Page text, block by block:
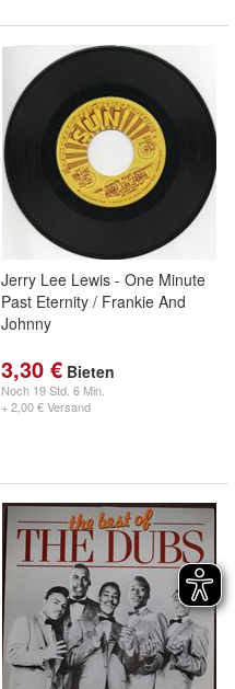
Jerry Lee Lewis - One Minute
Past Eternity / Frankie And
Johnny
3,30 € Bieten
Noch 19 Std. 6 Min.
+ 2,00 € Versand